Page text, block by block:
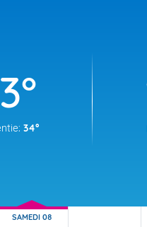
34°
SAMEDI 08